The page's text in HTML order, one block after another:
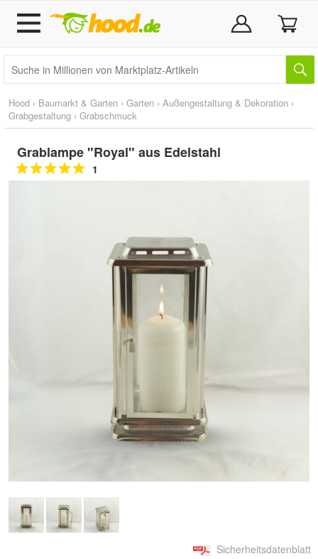
Hood › Baumarkt & Garten › Garten › Außengestaltung & Dekoration ›
Grabgestaltung › Grabschmuck
Grablampe "Royal" aus Edelstahl
1
Doppelt antippen zum
vergrößern
Sicherheitsdatenblatt